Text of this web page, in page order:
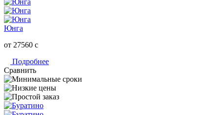
Юнга
от 27560 c
Подробнее
Сравнить